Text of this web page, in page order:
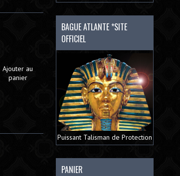
Ajouter au
panier
BAGUE ATLANTE *SITE
OFFICIEL
Puissant Talisman de Protection
PANIER